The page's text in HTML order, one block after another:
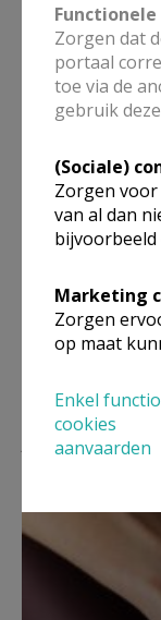
Meer
Fotoreportage
Deel dit artikel
Lees meer
Zorgen dat
portaal
toe via de
gebruik
(Sociale)
Zorgen
van al dan
bijvoorbeeld
Marketing
Zorgen
op maat
Enkel
cookies
aanvaarden